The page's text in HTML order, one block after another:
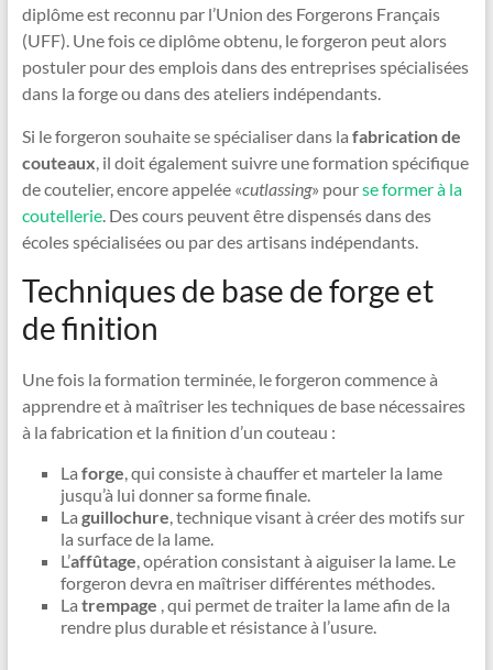
diplôme est reconnu par l’Union des Forgerons Français
(UFF). Une fois ce diplôme obtenu, le forgeron peut alors
postuler pour des emplois dans des entreprises spécialisées
dans la forge ou dans des ateliers indépendants.
Si le forgeron souhaite se spécialiser dans la fabrication de
couteaux, il doit également suivre une formation spécifique
de coutelier, encore appelée «cutlassing» pourse former à la
coutellerie. Des cours peuvent être dispensés dans des
écoles spécialisées ou par des artisans indépendants.
Techniques de base de forge et
de finition
Une fois la formation terminée, le forgeron commence à
apprendre et à maîtriser les techniques de base nécessaires
à la fabrication et la finition d’un couteau :
La forge, qui consiste à chauffer et marteler la lame
jusqu’à lui donner sa forme finale.
La guillochure, technique visant à créer des motifs sur
la surface de la lame.
L’affûtage, opération consistant à aiguiser la lame. Le
forgeron devra en maîtriser différentes méthodes.
La trempage , qui permet de traiter la lame afin de la
rendre plus durable et résistance à l’usure.